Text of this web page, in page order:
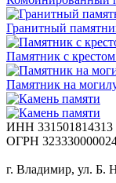
Гранитный
Памятник с
Памятник на
ИНН 331501814313
ОГРН
г. Владимир, ул. Б.